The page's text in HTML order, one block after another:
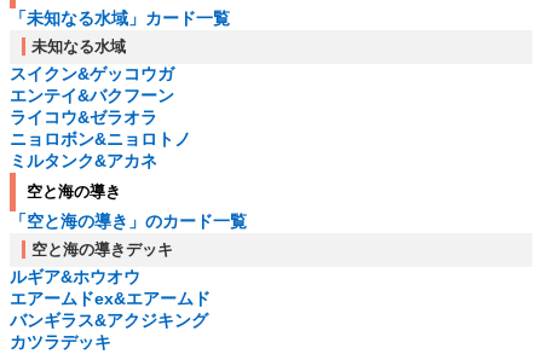
「未知なる水域」カード一覧
未知なる水域
スイクン&ゲッコウガ
エンテイ&バクフーン
ライコウ&ゼラオラ
ニョロボン&ニョロトノ
ミルタンク&アカネ
空と海の導き
「空と海の導き」のカード一覧
空と海の導きデッキ
ルギア&ホウオウ
エアームドex&エアームド
バンギラス&アクジキング
カツラデッキ